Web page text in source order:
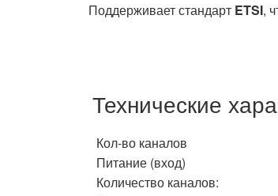
Поддерживает стандарт ETSI,
Технические
Кол-во каналов
Питание (вход)
Количество каналов: